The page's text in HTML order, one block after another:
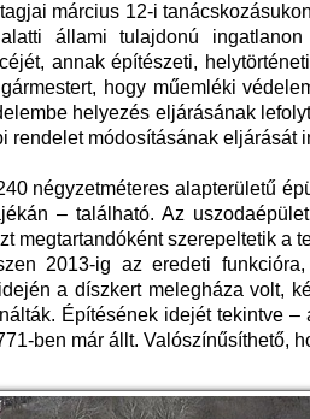
március 12-i
állami tulajdonú ingatlanon
annak építészeti,
hogy műemléki
helyezés eljárásának
rendelet módosításának eljárását
négyzetméteres alapterületű
– található. Az
megtartandóként szerepeltetik a
2013-ig az eredeti
a díszkert melegháza volt,
Építésének idejét tekintve
ben már állt. Valószínűsíthető,